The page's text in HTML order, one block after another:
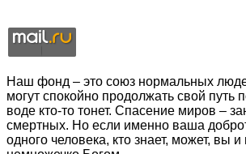
Наш фонд – это союз нормальных
могут спокойно продолжать свой путь
воде кто-то тонет. Спасение миров –
смертных. Но если именно ваша
одного человека, кто знает, может, вы и